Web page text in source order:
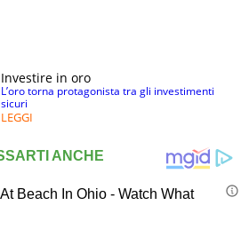
Investire in oro
L’oro torna protagonista tra gli investimenti
sicuri
LEGGI